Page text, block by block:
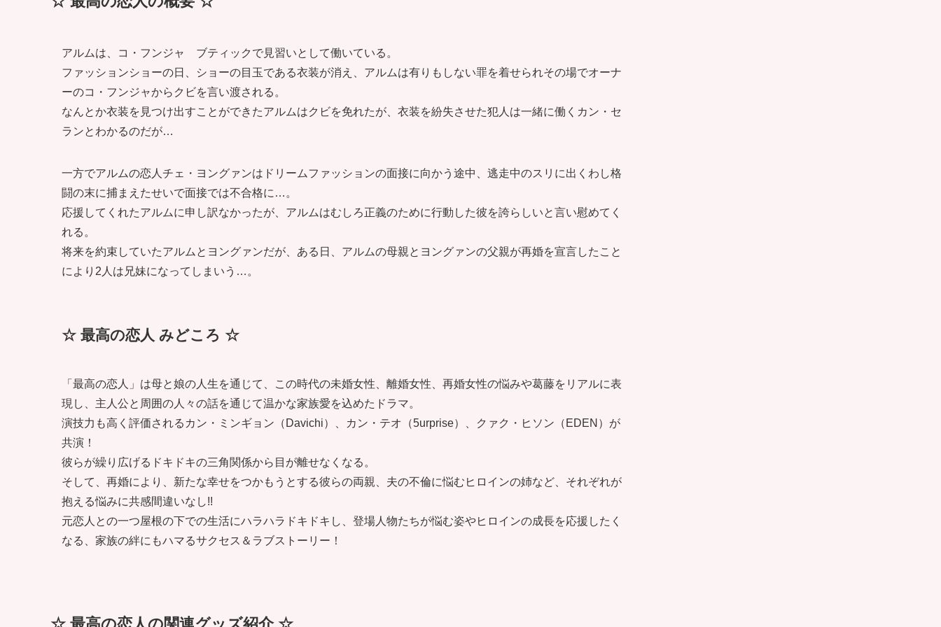
アルムは、コ・フンジャ ブティックで見習いとして働いている。
ファッションショーの日、ショーの目玉である衣装が消え、アルムは有りもしない罪を着せられその場でオーナ
ーのコ・フンジャからクビを言い渡される。
なんとか衣装を見つけ出すことができたアルムはクビを免れたが、衣装を紛失させた犯人は一緒に働くカン・セ
ランとわかるのだが…
一方でアルムの恋人チェ・ヨングァンはドリームファッションの面接に向かう途中、逃走中のスリに出くわし格
闘の末に捕まえたせいで面接では不合格に…。
応援してくれたアルムに申し訳なかったが、アルムはむしろ正義のために行動した彼を誇らしいと言い慰めてく
れる。
将来を約束していたアルムとヨングァンだが、ある日、アルムの母親とヨングァンの父親が再婚を宣言したこと
により2人は兄妹になってしまいう…。
☆ 最高の恋人 みどころ ☆
「最高の恋人」は母と娘の人生を通じて、この時代の未婚女性、離婚女性、再婚女性の悩みや葛藤をリアルに表
現し、主人公と周囲の人々の話を通じて温かな家族愛を込めたドラマ。
演技力も高く評価されるカン・ミンギョン（Davichi）、カン・テオ（5urprise）、クァク・ヒソン（EDEN）が
共演！
彼らが繰り広げるドキドキの三角関係から目が離せなくなる。
そして、再婚により、新たな幸せをつかもうとする彼らの両親、夫の不倫に悩むヒロインの姉など、それぞれが
抱える悩みに共感間違いなし!!
元恋人との一つ屋根の下での生活にハラハラドキドキし、登場人物たちが悩む姿やヒロインの成長を応援したく
なる、家族の絆にもハマるサクセス＆ラブストーリー！